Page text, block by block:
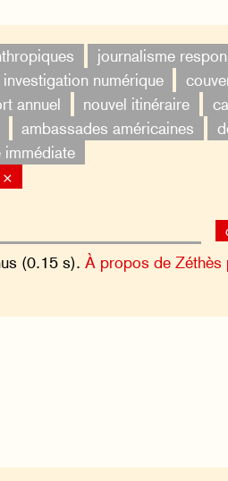
journalisme
investigation numérique
annuel nouvel itinéraire
ambassades américaines
immédiate
×
(0.15 s). À propos de Zéthès